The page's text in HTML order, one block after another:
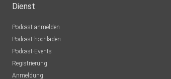
Dienst
Podcast anmelden
Podcast hochladen
Podcast-Events
Registrierung
Anmeldung